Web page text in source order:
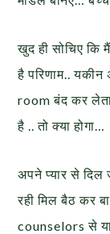
खुद ही सोचिए कि
है परिणाम.. यकीन
room बंद कर
है .. तो क्या होगा…
अपने प्यार से दिल
रही मिल बैठ कर
counselors से